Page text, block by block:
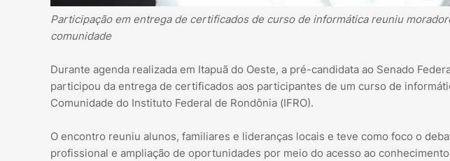
Participação em entrega de certificados de curso de informática reuniu
comunidade
Durante agenda realizada em Itapuã do Oeste, a pré-candidata ao Senado
participou da entrega de certificados aos participantes de um curso de
Comunidade do Instituto Federal de Rondônia (IFRO).
O encontro reuniu alunos, familiares e lideranças locais e teve como foco o
profissional e ampliação de oportunidades por meio do acesso ao